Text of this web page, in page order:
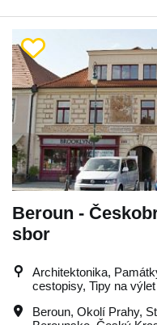
Beroun -
sbor
Architektonika,
cestopisy, Tipy na výlet
Beroun, Okolí Prahy,